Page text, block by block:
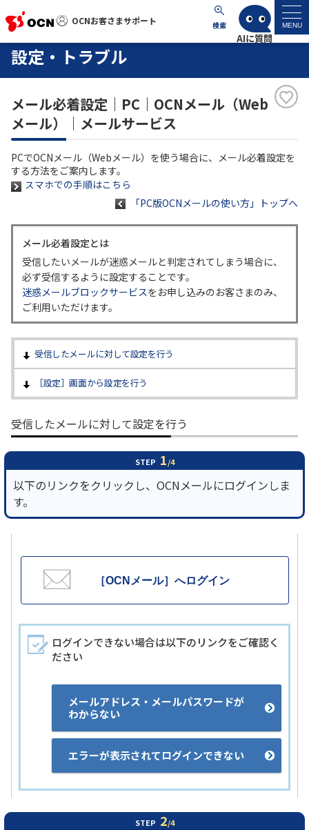
OCNお客さまサポート 検索 MENU
OCNお客さまサポート
サポートトップ
サービス名から探す
よくあるご質問
工事・故障情報
各種ダウンロード
お問い合わせ
履歴・お気に入り
お知らせ
まはこちら
OCN サービス一覧
設定・トラブル
メール必着設定｜PC｜OCNメール（Web
メール）｜メールサービス
PCでOCNメール（Webメール）を使う場合に、メール必着設定を
する方法をご案内します。
スマホでの手順はこちら
「PC版OCNメールの使い方」トップへ
メール必着設定とは
受信したいメールが迷惑メールと判定されてしまう場合に、
必ず受信するように設定することです。
迷惑メールブロックサービスをお申し込みのお客さまのみ、
ご利用いただけます。
受信したメールに対して設定を行う
［設定］画面から設定を行う
受信したメールに対して設定を行う
STEP 1/4
以下のリンクをクリックし、OCNメールにログインしま
す。
［OCNメール］へログイン
ログインできない場合は以下のリンクをご確認く
ださい
メールアドレス・メールパスワードが
わからない
エラーが表示されてログインできない
STEP 2/4